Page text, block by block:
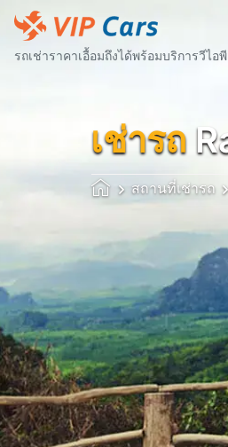
รถเช่าราคาเอื้อมถึงได้พร้อมบริการวีไอพี
เช่ารถ
สถานที่เช่ารถ